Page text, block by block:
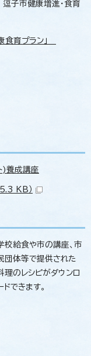
子市健康増進・食育
食育プラン」
)養成講座
KB）
校給食や市の講座、市
団体等で提供された
理のレシピがダウンロ
ドできます。